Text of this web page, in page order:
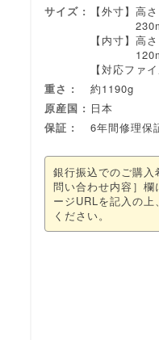
サイズ
【外寸】高
【内寸】高
【対応ファ
重さ
約1190g
原産国
日本
保証
6年間修理保
銀行振込でのご購入
問い合わせ内容］
ージURLを記入の
ください。